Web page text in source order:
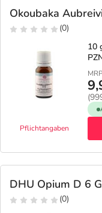
Okoubaka
(0)
Pflichtangaben
10
MRP
DHU Opium D 6
(0)